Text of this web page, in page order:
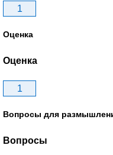
1
Оценка
Оценка
1
Вопросы для
Вопросы